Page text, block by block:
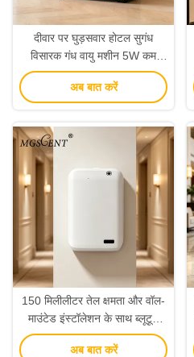
दीवार पर घुड़सवार होटल सुगंध
विसारक गंध वायु मशीन 5W कम
तरलता अनुस्मारक के साथ
अब बात करें
150 मिलीलीटर तेल क्षमता और वॉल-
माउंटेड इंस्टॉलेशन के साथ ब्लूटूथ
वायरलेस अरोमा डिफ्यूज़र
अब बात करें